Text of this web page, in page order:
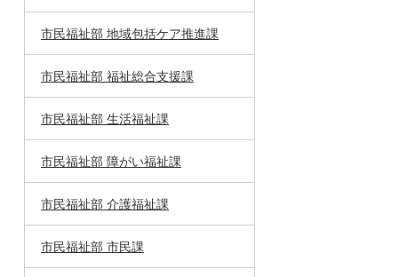
市民福祉部 地域包括ケア推進課
市民福祉部 福祉総合支援課
市民福祉部 生活福祉課
市民福祉部 障がい福祉課
市民福祉部 介護福祉課
市民福祉部 市民課